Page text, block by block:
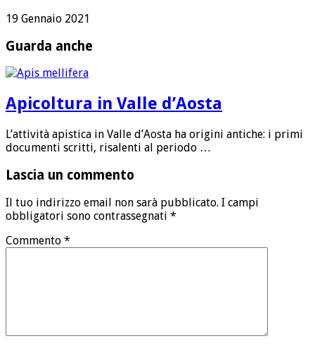
19 Gennaio 2021
Guarda anche
Apicoltura in Valle d’Aosta
L’attività apistica in Valle d’Aosta ha origini antiche: i primi
documenti scritti, risalenti al periodo …
Lascia un commento
Il tuo indirizzo email non sarà pubblicato. I campi
obbligatori sono contrassegnati *
Commento *